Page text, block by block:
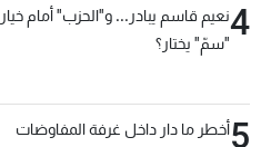
4نعيم قاسم يبادر... و"الحزب" أمام
"سمّ" يختار؟
5أخطر ما دار داخل غرفة المفاوضات